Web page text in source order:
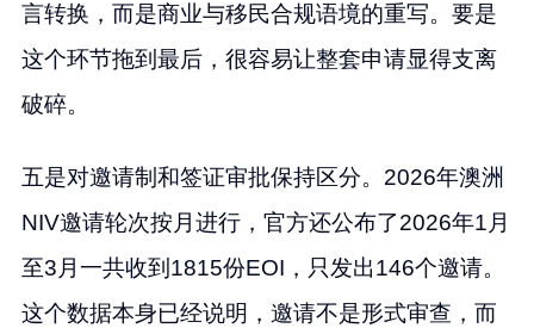
言转换，而是商业与移民合规语境的重写。要是
这个环节拖到最后，很容易让整套申请显得支离
破碎。
五是对邀请制和签证审批保持区分。2026年澳洲
NIV邀请轮次按月进行，官方还公布了2026年1月
至3月一共收到1815份EOI，只发出146个邀请。
这个数据本身已经说明，邀请不是形式审查，而